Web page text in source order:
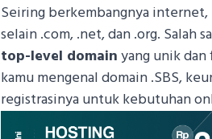
Seiring berkembangnya
selain .com, .net, dan .org. Salah
top-level domainyang unik
kamu mengenal domain .SBS,
registrasinya untuk kebutuhan